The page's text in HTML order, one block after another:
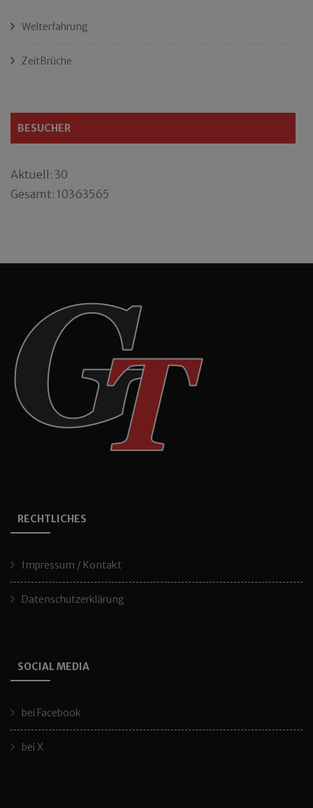
Welterfahrung
ZeitBrüche
BESUCHER
Aktuell: 30
Gesamt: 10363565
RECHTLICHES
Impressum / Kontakt
Datenschutzerklärung
SOCIAL MEDIA
bei Facebook
bei X